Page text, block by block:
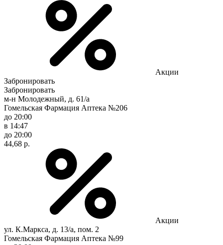
Акции
Забронировать
Забронировать
м-н Молодежный, д. 61/а
Гомельская Фармация Аптека №206
до 20:00
в 14:47
до 20:00
44,68 р.
Акции
ул. К.Маркса, д. 13/а, пом. 2
Гомельская Фармация Аптека №99